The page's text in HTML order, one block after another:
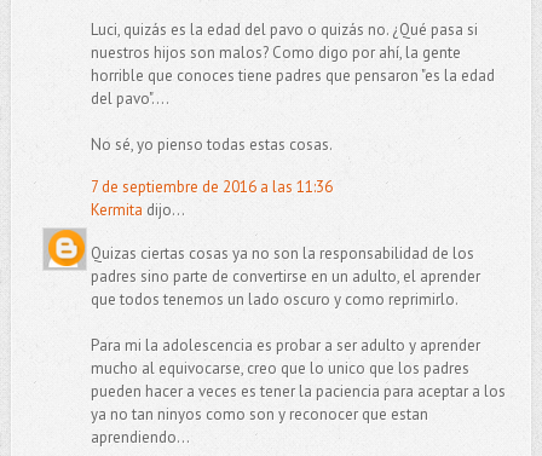
Luci, quizás es la edad del pavo o quizás no. ¿Qué pasa si
nuestros hijos son malos? Como digo por ahí, la gente
horrible que conoces tiene padres que pensaron "es la edad
del pavo"....
No sé, yo pienso todas estas cosas.
7 de septiembre de 2016 a las 11:36
Kermita dijo...
Quizas ciertas cosas ya no son la responsabilidad de los
padres sino parte de convertirse en un adulto, el aprender
que todos tenemos un lado oscuro y como reprimirlo.
Para mi la adolescencia es probar a ser adulto y aprender
mucho al equivocarse, creo que lo unico que los padres
pueden hacer a veces es tener la paciencia para aceptar a los
ya no tan ninyos como son y reconocer que estan
aprendiendo...